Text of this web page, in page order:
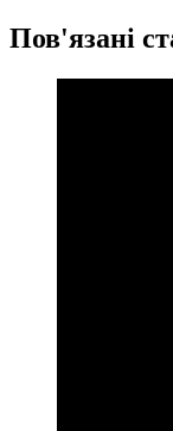
Пов'язані